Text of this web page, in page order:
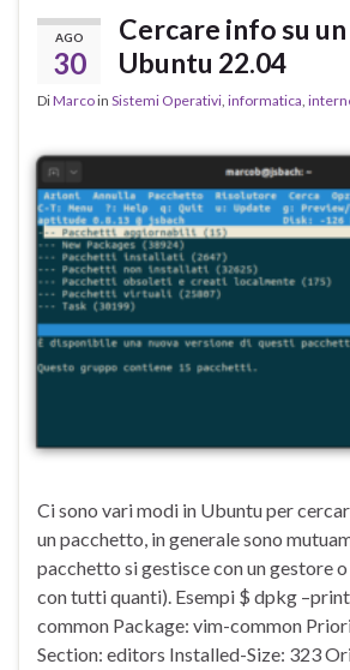
AGO
30
Cercare info su
Ubuntu 22.04
DiMarcoin Sistemi Operativi, informatica,
Ci sono vari modi in Ubuntu per
un pacchetto, in generale sono
pacchetto si gestisce con un gestore o
con tutti quanti). Esempi $ dpkg
common Package: vim-common
Section: editors Installed-Size: 323